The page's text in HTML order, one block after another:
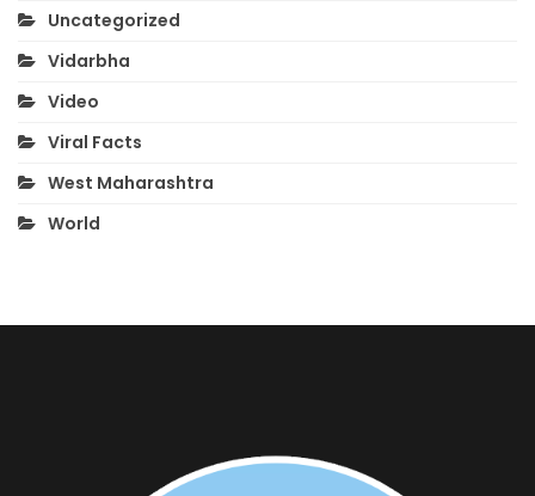
Uncategorized
Vidarbha
Video
Viral Facts
West Maharashtra
World